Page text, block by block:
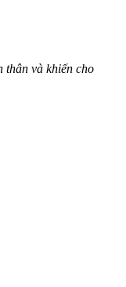
thân và khiến cho